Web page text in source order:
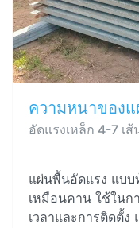
ความหนาของ
อัดแรงเหล็ก 4-7 เ
แผ่นพื้นอัดแรง แบบ
เหมือนคาน ใช้ในก
เวลาและการติดตั้